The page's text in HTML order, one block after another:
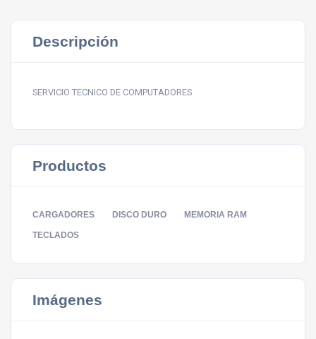
Descripción
SERVICIO TECNICO DE COMPUTADORES
Productos
CARGADORES DISCO DURO MEMORIA RAM
TECLADOS
Imágenes